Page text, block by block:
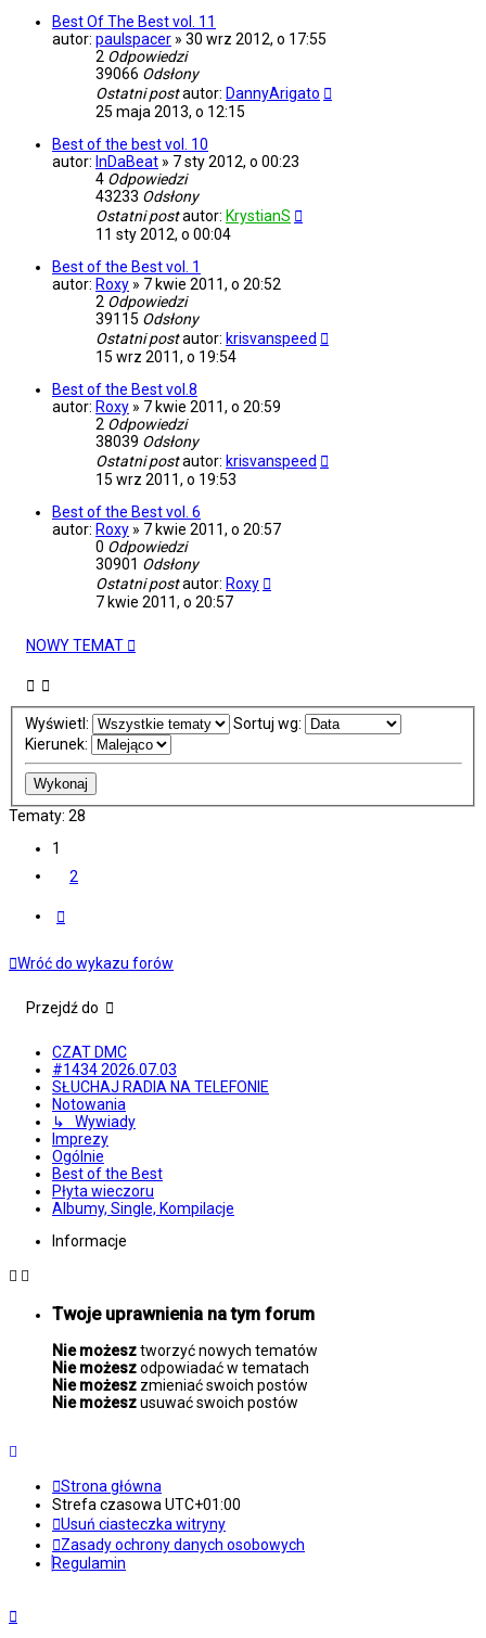
Best Of The Best vol. 11
autor: paulspacer » 30 wrz 2012, o 17:55
2 Odpowiedzi
39066 Odsłony
Ostatni postautor: DannyArigato
25 maja 2013, o 12:15
Best of the best vol. 10
autor: InDaBeat » 7 sty 2012, o 00:23
4 Odpowiedzi
43233 Odsłony
Ostatni postautor: KrystianS
11 sty 2012, o 00:04
Best of the Best vol. 1
autor: Roxy » 7 kwie 2011, o 20:52
2 Odpowiedzi
39115 Odsłony
Ostatni postautor: krisvanspeed
15 wrz 2011, o 19:54
Best of the Best vol.8
autor: Roxy » 7 kwie 2011, o 20:59
2 Odpowiedzi
38039 Odsłony
Ostatni postautor: krisvanspeed
15 wrz 2011, o 19:53
Best of the Best vol. 6
autor: Roxy » 7 kwie 2011, o 20:57
0 Odpowiedzi
30901 Odsłony
Ostatni postautor: Roxy
7 kwie 2011, o 20:57
NOWY TEMAT
Wyświetl:
Sortuj wg:
Kierunek:
Tematy: 28
1
2
Wróć do wykazu forów
Przejdź do
CZAT DMC
#1434 2026.07.03
SŁUCHAJ RADIA NA TELEFONIE
Notowania
↳ Wywiady
Imprezy
Ogólnie
Best of the Best
Płyta wieczoru
Albumy, Single, Kompilacje
Informacje
Twoje uprawnienia na tym forum
Nie możesztworzyć nowych tematów
Nie możeszodpowiadać w tematach
Nie możesz zmieniać swoich postów
Nie możeszusuwać swoich postów
Strona główna
Strefa czasowa UTC+01:00
Usuń ciasteczka witryny
Zasady ochrony danych osobowych
Regulamin